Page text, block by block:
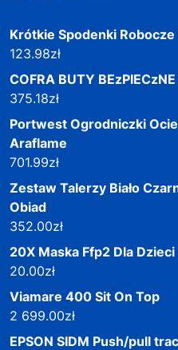
Krótkie Spodenki
123.98zł
COFRA BUTY
375.18zł
Portwest Ogrodniczki
Araflame
701.99zł
Zestaw Talerzy Biało
Obiad
352.00zł
20X Maska Ffp2 Dla Dzieci
20.00zł
Viamare 400 Sit On Top
2 699.00zł
EPSON SIDM Push/pull